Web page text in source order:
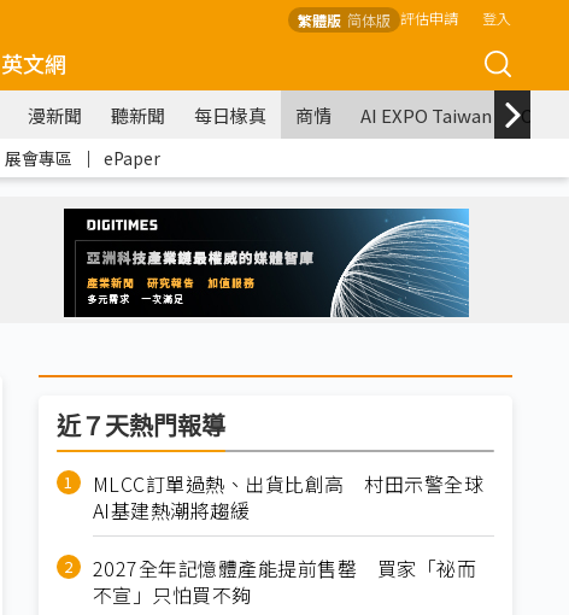
繁體版 简体版 評估申請 登入
英文網
漫新聞 聽新聞 每日椽真 商情 AI EXPO Taiwan
展會專區 ｜ ePaper
近７天熱門報導
MLCC訂單過熱、出貨比創高 村田示警全球
AI基建熱潮將趨緩
2027全年記憶體產能提前售罄 買家「祕而
不宣」只怕買不夠